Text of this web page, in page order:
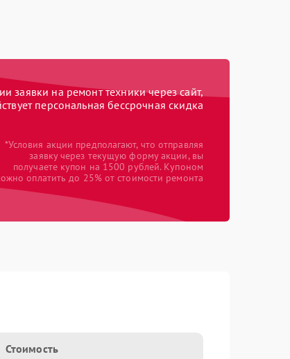
заявки на ремонт техники через сайт,
персональная бессрочная скидка
*Условия акции предполагают, что отправляя
заявку через текущую форму акции, вы
получаете купон на 1500 рублей. Купоном
оплатить до 25% от стоимости ремонта
Стоимость